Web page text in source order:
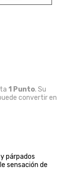
1 Punto. Su
convertir en
párpados
sensación de